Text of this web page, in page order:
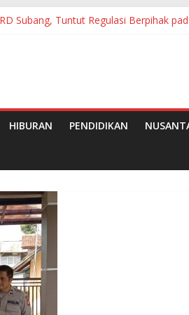
Subang, Tuntut Regulasi Berpihak
HARLI NAPAK
Juli, Agustus dan September 2026
HIBURAN PENDIDIKAN